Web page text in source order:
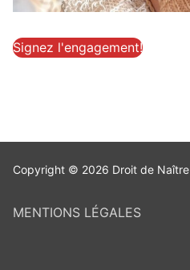
Signez l'engagement!
Copyright © 2026 Droit de Naître
MENTIONS LÉGALES